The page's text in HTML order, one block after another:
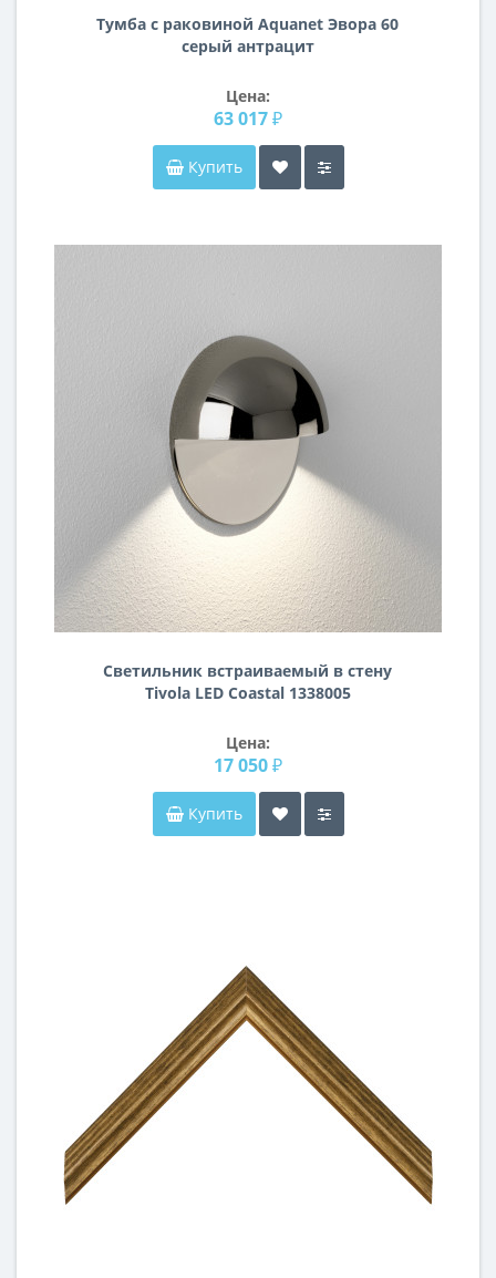
Тумба с раковиной Aquanet Эвора 60
серый антрацит
Цена:
63 017 ₽
Купить
Светильник встраиваемый в стену
Tivola LED Coastal 1338005
Цена:
17 050 ₽
Купить